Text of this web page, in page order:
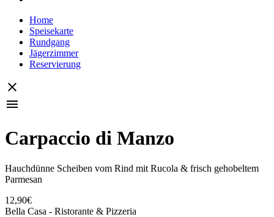
Fenster
Home
Speisekarte
Rundgang
Jägerzimmer
Reservierung
Carpaccio di Manzo
Hauchdünne Scheiben vom Rind mit Rucola & frisch gehobeltem
Parmesan
12,90€
Bella Casa - Ristorante & Pizzeria